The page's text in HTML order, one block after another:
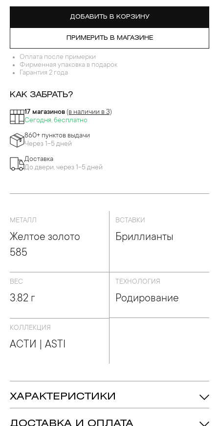
ДОБАВИТЬ В КОРЗИНУ
ПРИМЕРИТЬ В МАГАЗИНЕ
Оплата после примерки
Фирменная упаковка в подарок
Гарантия 2 года
КАК ЗАБРАТЬ?
17 магазинов (в наличии в 3)
Сегодня, бесплатно
860+ пунктов выдачи
Через 1-5 дней
Доставка
До двери, через 1-5 дней
МЕТАЛЛ
Желтое золото
585
ВСТАВКИ
Бриллианты
ВЕС
3.82 г
ТЕХНОЛОГИЯ
Родирование
КОЛЛЕКЦИЯ
АСТИ | ASTI
ХАРАКТЕРИСТИКИ
ДОСТАВКА И ОПЛАТА